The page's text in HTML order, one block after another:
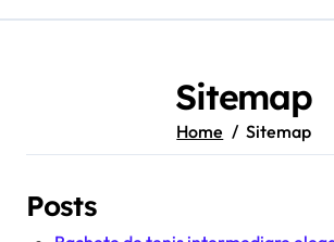
Sitemap
Home Sitemap
Posts